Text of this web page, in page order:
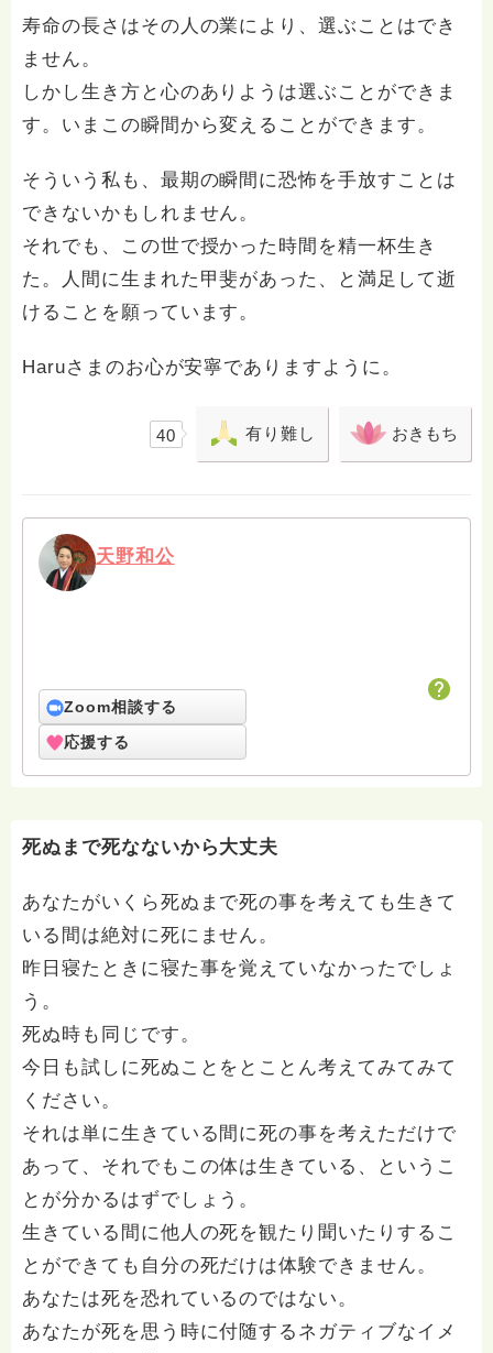
寿命の長さはその人の業により、選ぶことはでき
ません。
しかし生き方と心のありようは選ぶことができま
す。いまこの瞬間から変えることができます。
そういう私も、最期の瞬間に恐怖を手放すことは
できないかもしれません。
それでも、この世で授かった時間を精一杯生き
た。人間に生まれた甲斐があった、と満足して逝
けることを願っています。
Haruさまのお心が安寧でありますように。
40 有り難し おきもち
天野和公
Zoom相談する
応援する
死ぬまで死なないから大丈夫
あなたがいくら死ぬまで死の事を考えても生きて
いる間は絶対に死にません。
昨日寝たときに寝た事を覚えていなかったでしょ
う。
死ぬ時も同じです。
今日も試しに死ぬことをとことん考えてみてみて
ください。
それは単に生きている間に死の事を考えただけで
あって、それでもこの体は生きている、というこ
とが分かるはずでしょう。
生きている間に他人の死を観たり聞いたりするこ
とができても自分の死だけは体験できません。
あなたは死を恐れているのではない。
あなたが死を思う時に付随するネガティブなイメ